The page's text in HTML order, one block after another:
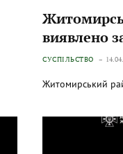
виявлено
СУСПІЛЬСТВО
Житомирський